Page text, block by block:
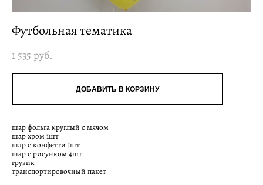
Футбольная тематика
1 535 pуб.
ДОБАВИТЬ В КОРЗИНУ
шар фольга круглый с мячом
шар хром 1шт
шар с конфетти 1шт
шар с рисунком 4шт
грузик
транспортировочный пакет